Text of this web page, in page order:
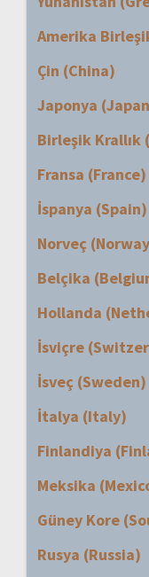
Amerika
Çin (China)
Japonya
Birleşik Krallık
Fransa (France)
İspanya (Spain)
Norveç
Belçika
Hollanda
İsviçre
İsveç (Sweden)
İtalya (Italy)
Finlandiya
Meksika
Güney Kore
Rusya (Russia)